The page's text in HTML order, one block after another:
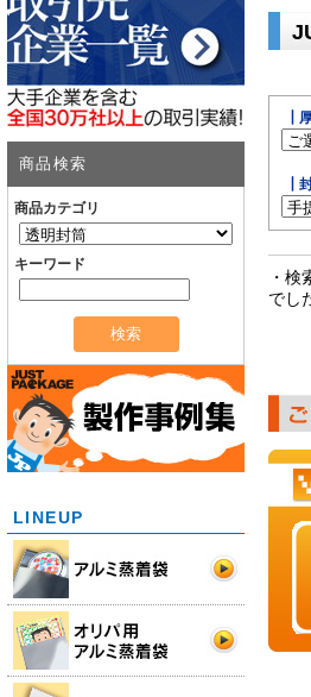
┃
┃
・
でし
商品検索
商品カテゴリ
キーワード
LINEUP